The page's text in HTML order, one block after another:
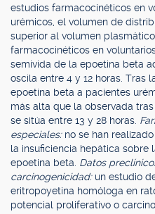
estudios farmacocinéticos en
urémicos, el volumen de
superior al volumen plasmático.
farmacocinéticos en
semivida de la epoetina beta
oscila entre 4 y 12 horas. Tras
epoetina beta a pacientes
más alta que la observada
se sitúa entre 13 y 28 horas.
especiales: no se han
la insuficiencia hepática sobre
epoetina beta. Datos
carcinogenicidad: un estudio
eritropoyetina homóloga en
potencial proliferativo o